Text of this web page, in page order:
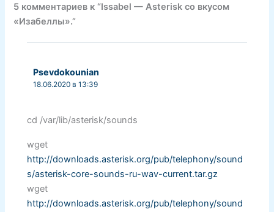
5 комментариев к “Issabel — Asterisk со вкусом
«Изабеллы».”
Psevdokounian
18.06.2020 в 13:39
cd /var/lib/asterisk/sounds
wget
http://downloads.asterisk.org/pub/telephony/sound
s/asterisk-core-sounds-ru-wav-current.tar.gz
wget
http://downloads.asterisk.org/pub/telephony/sound